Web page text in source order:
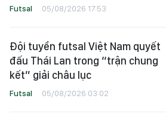
Futsal 05/08/2026 17:53
Đội tuyển futsal Việt Nam quyết
đấu Thái Lan trong “trận chung
kết” giải châu lục
Futsal 05/08/2026 03:02